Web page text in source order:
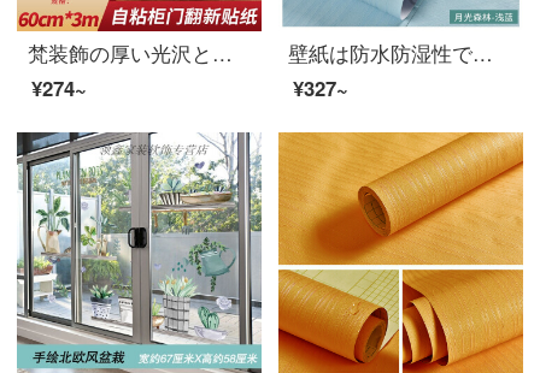
梵装飾の厚い光沢と古い家具のリフォームステッカーのタイルは木目焼きの防水性の防油紙壁の壁紙の冷蔵庫に貼り付けて戸棚に貼ります。家庭用北欧の防湿壁のステッカーの深さの茶色の木目【60 cm*3 m】
¥274~
壁紙は防水防湿性で、暖かい寝室の部屋の壁紙を拭くことができます。家庭用は田園の浅い青色の月光を貼ります。
¥327~